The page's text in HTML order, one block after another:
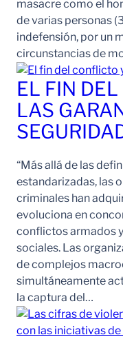
masacre como el
de varias personas
indefensión, por un
circunstancias de
EL FIN
LAS
“Más allá de las
estandarizadas, las
criminales han
evoluciona en
conflictos armados
sociales. Las
de complejos
simultáneamente
la captura del…